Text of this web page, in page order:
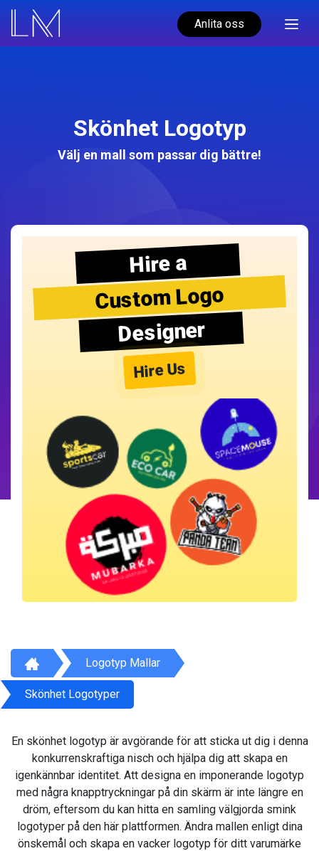
Anlita oss
Skönhet Logotyp
Välj en mall som passar dig bättre!
Hire a
Custom Logo
Designer
Hire Us
Logotyp Mallar
Skönhet Logotyper
En skönhet logotyp är avgörande för att sticka ut dig i denna
konkurrenskraftiga nisch och hjälpa dig att skapa en
igenkännbar identitet. Att designa en imponerande logotyp
med några knapptryckningar på din skärm är inte längre en
dröm, eftersom du kan hitta en samling välgjorda smink
logotyper på den här plattformen. Ändra mallen enligt dina
önskemål och skapa en vacker logotyp för ditt varumärke